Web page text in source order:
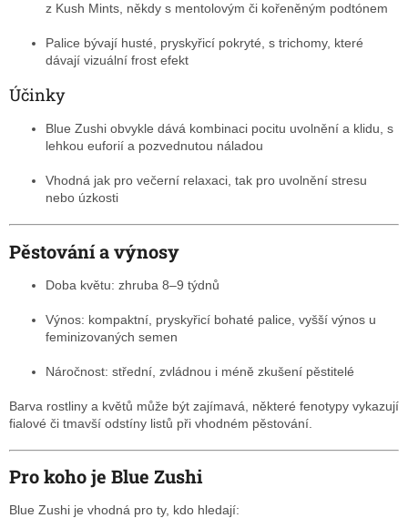
z Kush Mints, někdy s mentolovým či kořeněným podtónem
Palice bývají husté, pryskyřicí pokryté, s trichomy, které
dávají vizuální frost efekt
Účinky
Blue Zushi obvykle dává kombinaci pocitu uvolnění a klidu, s
lehkou euforií a pozvednutou náladou
Vhodná jak pro večerní relaxaci, tak pro uvolnění stresu
nebo úzkosti
Pěstování a výnosy
Doba květu: zhruba 8–9 týdnů
Výnos: kompaktní, pryskyřicí bohaté palice, vyšší výnos u
feminizovaných semen
Náročnost: střední, zvládnou i méně zkušení pěstitelé
Barva rostliny a květů může být zajímavá, některé fenotypy vykazují
fialové či tmavší odstíny listů při vhodném pěstování.
Pro koho je Blue Zushi
Blue Zushi je vhodná pro ty, kdo hledají: